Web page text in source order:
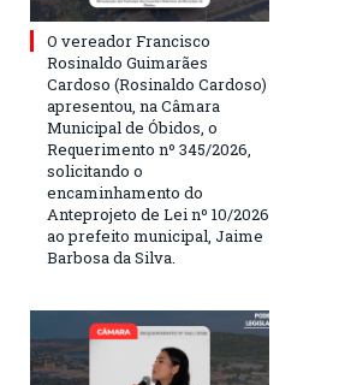
O vereador Francisco
Rosinaldo Guimarães
Cardoso (Rosinaldo Cardoso)
apresentou, na Câmara
Municipal de Óbidos, o
Requerimento nº 345/2026,
solicitando o
encaminhamento do
Anteprojeto de Lei nº 10/2026
ao prefeito municipal, Jaime
Barbosa da Silva.